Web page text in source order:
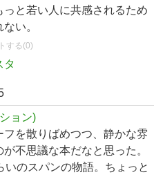
っと若い人に共感されるため
い。
する(0)
タ
ョン)
フを散りばめつつ、静かな雰
不思議な本だなと思った。
いのスパンの物語。ちょっと